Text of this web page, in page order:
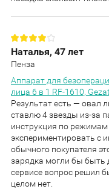
Наталья, 47 лет
Пенза
Аппарат для
лица 6 в 1 RF-1610,
Результат есть — овал
ставлю 4 звезды из-за
инструкция по
экспериментировать с
обычного покупателя
зарядка могли бы быть
сервисе вопрос решил
целом нет.